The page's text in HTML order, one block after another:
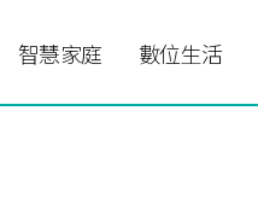
智慧家庭 數位生活